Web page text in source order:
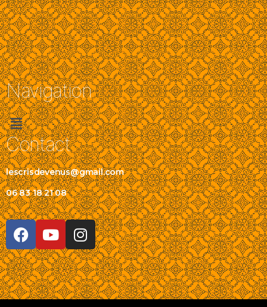
Navigation
Contact
lescrisdevenus@gmail.com
06 83 18 21 08